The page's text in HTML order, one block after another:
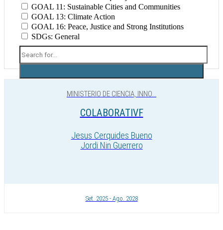
GOAL 11: Sustainable Cities and Communities
GOAL 13: Climate Action
GOAL 16: Peace, Justice and Strong Institutions
SDGs: General
MINISTERIO DE CIENCIA, INNO...
COLABORATIVF
Jesus Cerquides Bueno
Jordi Nin Guerrero
Set. 2025 - Ago. 2028